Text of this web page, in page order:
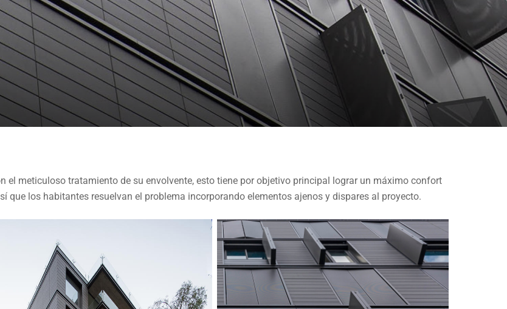
el meticuloso tratamiento de su envolvente, esto tiene por objetivo principal lograr un máximo confort
que los habitantes resuelvan el problema incorporando elementos ajenos y dispares al proyecto.